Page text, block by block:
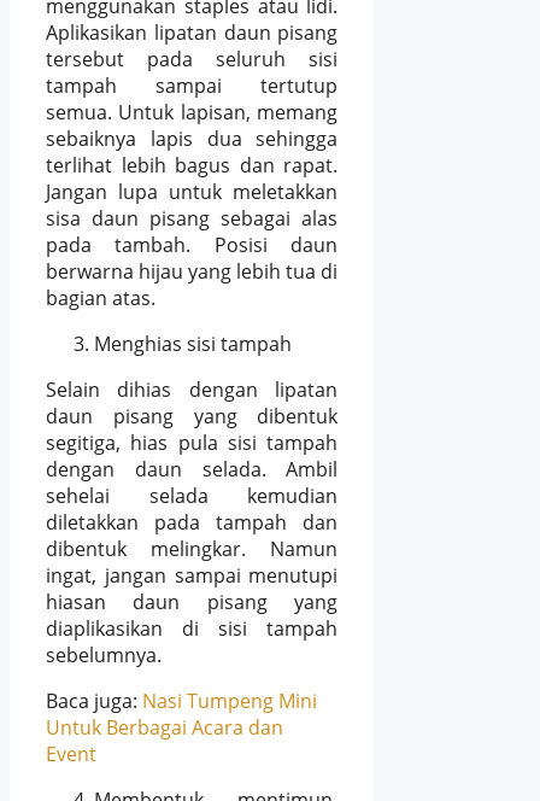
menggunakan staples atau lidi.
Aplikasikan lipatan daun pisang
tersebut pada seluruh sisi
tampah sampai tertutup
semua. Untuk lapisan, memang
sebaiknya lapis dua sehingga
terlihat lebih bagus dan rapat.
Jangan lupa untuk meletakkan
sisa daun pisang sebagai alas
pada tambah. Posisi daun
berwarna hijau yang lebih tua di
bagian atas.
Menghias sisi tampah
Selain dihias dengan lipatan
daun pisang yang dibentuk
segitiga, hias pula sisi tampah
dengan daun selada. Ambil
sehelai selada kemudian
diletakkan pada tampah dan
dibentuk melingkar. Namun
ingat, jangan sampai menutupi
hiasan daun pisang yang
diaplikasikan di sisi tampah
sebelumnya.
Baca juga: Nasi Tumpeng Mini
Untuk Berbagai Acara dan
Event